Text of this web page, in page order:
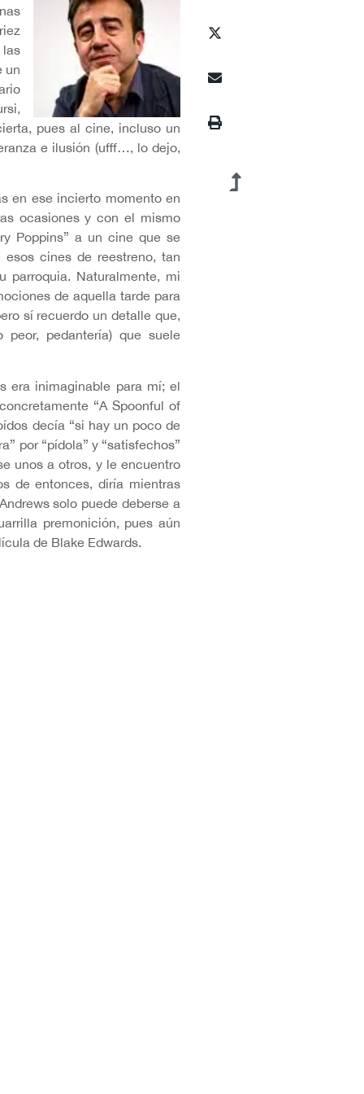
las
un
pues al cine, incluso un
e ilusión (ufff…, lo dejo,
en ese incierto momento en
ocasiones y con el mismo
Poppins” a un cine que se
cines de reestreno, tan
Naturalmente, mi
de aquella tarde para
sí recuerdo un detalle que,
pedantería) que suele
era inimaginable para mí; el
“A Spoonful of
decía “si hay un poco de
por “pídola” y “satisfechos”
unos a otros, y le encuentro
de entonces, diría mientras
solo puede deberse a
premonición, pues aún
de Blake Edwards.